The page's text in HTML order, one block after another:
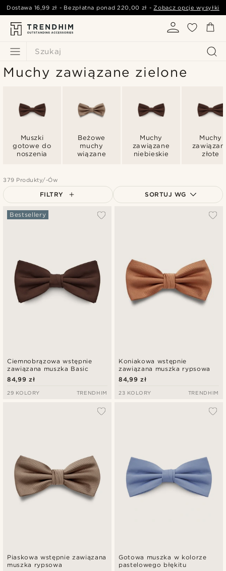
Szukaj
Dostawa 16,99 zł - Bezpłatna ponad220,00 zł -Zobacz opcje wysyłki
Muchy zawiązane zielone
Muszki
gotowe do
noszenia
Beżowe
muchy
wiązane
Muchy
zawiązane
niebieskie
Muchy
złote
379 Produkty/-Ów
FILTRY SORTUJ WG
Ciemnobrązowa wstępnie
zawiązana muszka Basic
Bestsellery
84,99 zł
29 KOLORY TRENDHIM
Koniakowa wstępnie
zawiązana muszka rypsowa
84,99 zł
23 KOLORY TRENDHIM
Piaskowa wstępnie zawiązana
muszka rypsowa
Gotowa muszka w kolorze
pastelowego błękitu